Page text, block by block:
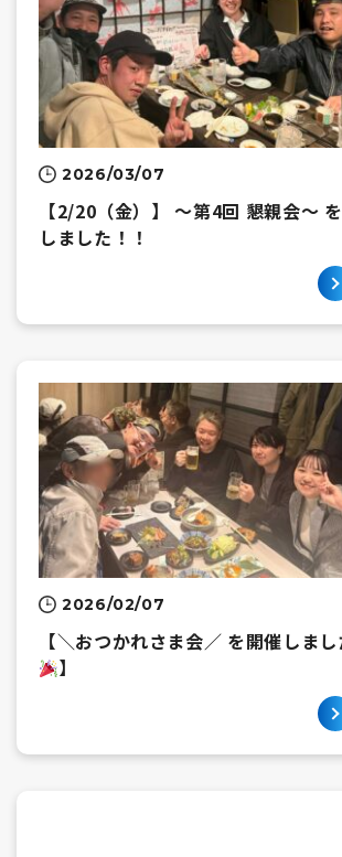
2026/03/07
【2/20（金）】 ～第4回 懇親会～ を
しました！！
2026/02/07
【＼おつかれさま会／ を開催しまし
】